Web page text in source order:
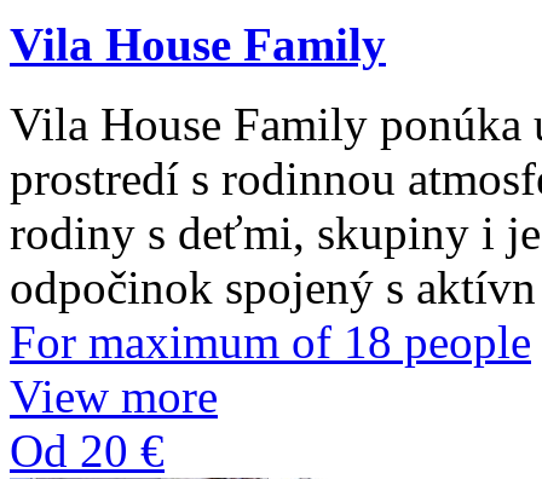
Vila House Family
Vila House Family
prostredí s rodinnou
rodiny s deťmi, skupiny i
odpočinok spojený s aktívn
For maximum of 18 people
View more
Od 20 €